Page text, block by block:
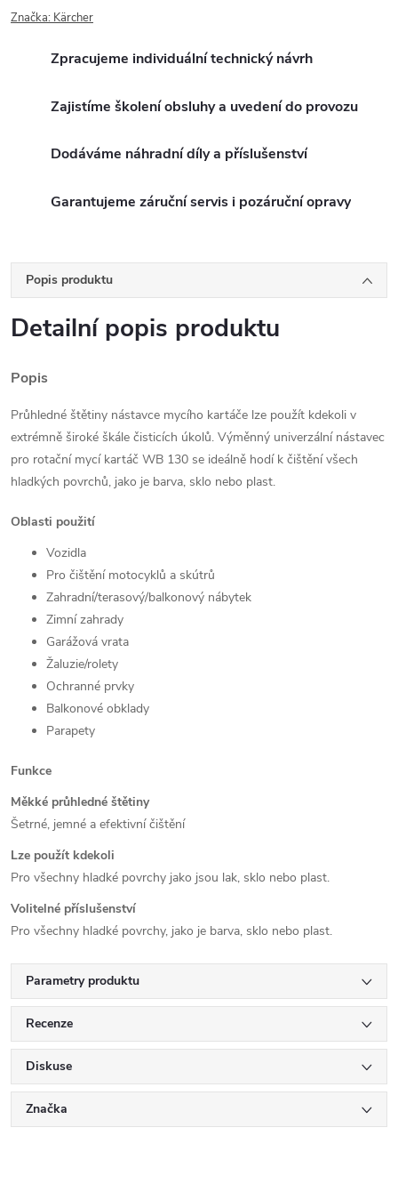
Značka: Kärcher
Zpracujeme individuální technický návrh
Zajistíme školení obsluhy a uvedení do provozu
Dodáváme náhradní díly a příslušenství
Garantujeme záruční servis i pozáruční opravy
Popis produktu
Detailní popis produktu
Popis
Průhledné štětiny nástavce mycího kartáče lze použít kdekoli v
extrémně široké škále čisticích úkolů. Výměnný univerzální nástavec
pro rotační mycí kartáč WB 130 se ideálně hodí k čištění všech
hladkých povrchů, jako je barva, sklo nebo plast.
Oblasti použití
Vozidla
Pro čištění motocyklů a skútrů
Zahradní/terasový/balkonový nábytek
Zimní zahrady
Garážová vrata
Žaluzie/rolety
Ochranné prvky
Balkonové obklady
Parapety
Funkce
Měkké průhledné štětiny
Šetrné, jemné a efektivní čištění
Lze použít kdekoli
Pro všechny hladké povrchy jako jsou lak, sklo nebo plast.
Volitelné příslušenství
Pro všechny hladké povrchy, jako je barva, sklo nebo plast.
Parametry produktu
Recenze
Diskuse
Značka